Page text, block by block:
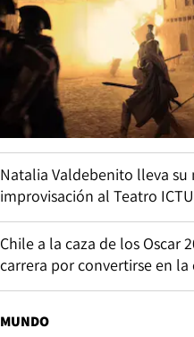
Natalia Valdebenito lleva
improvisación al Teatro
Chile a la caza de los Oscar
carrera por convertirse en
MUNDO